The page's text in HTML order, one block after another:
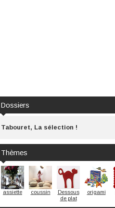
Dossiers
Tabouret, La sélection !
Thèmes
assiette coussin
Dessous
de plat
origami